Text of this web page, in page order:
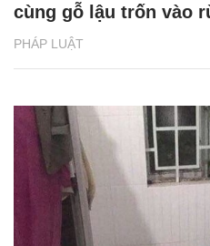
PHÁP LUẬT
cùng gỗ lậu trốn vào